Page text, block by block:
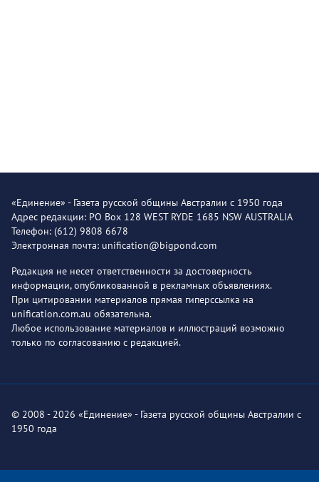
«Единение» - Газета русской общины Австралии с 1950 года
Адрес редакции: PO Box 128 WEST RYDE 1685 NSW AUSTRALIA
Телефон: (612) 9808 6678
Электронная почта: unification@bigpond.com
Редакция не несет ответственности за достоверность
информации, опубликованной в рекламных объявлениях.
При цитировании материалов прямая гиперссылка на
unification.com.au обязательна.
Любое использование материалов и иллюстраций возможно
только по согласованию с редакцией.
© 2008 - 2026 «Единение» - Газета русской общины Австралии с
1950 года